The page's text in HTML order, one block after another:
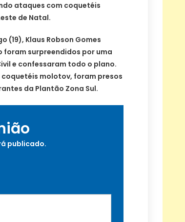
ataques com coquetéis
de Natal.
(19), Klaus Robson Gomes
foram surpreendidos por uma
e confessaram todo o plano.
molotov, foram presos
da Plantão Zona Sul.
publicado.